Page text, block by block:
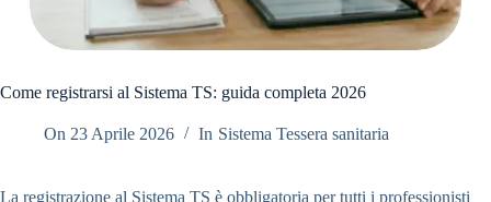
Come registrarsi al Sistema TS: guida completa 2026
On 23 Aprile 2026 In Sistema Tessera sanitaria
La registrazione al Sistema TS è obbligatoria per tutti i professionisti